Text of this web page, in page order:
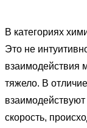
В категориях
Это не
взаимодействия
тяжело. В
скорость,